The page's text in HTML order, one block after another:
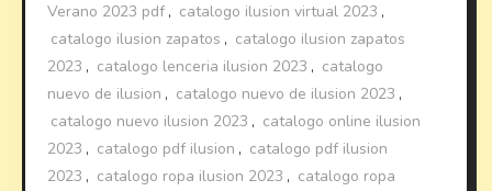
Verano 2023 pdf , catalogo ilusion virtual 2023 ,
catalogo ilusion zapatos , catalogo ilusion zapatos
2023 , catalogo lenceria ilusion 2023 , catalogo
nuevo de ilusion , catalogo nuevo de ilusion 2023 ,
catalogo nuevo ilusion 2023 , catalogo online ilusion
2023 , catalogo pdf ilusion , catalogo pdf ilusion
2023 , catalogo ropa ilusion 2023 , catalogo ropa